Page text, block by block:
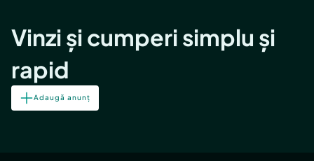
Vinzi și cumperi simplu și
rapid
Adaugă anunț